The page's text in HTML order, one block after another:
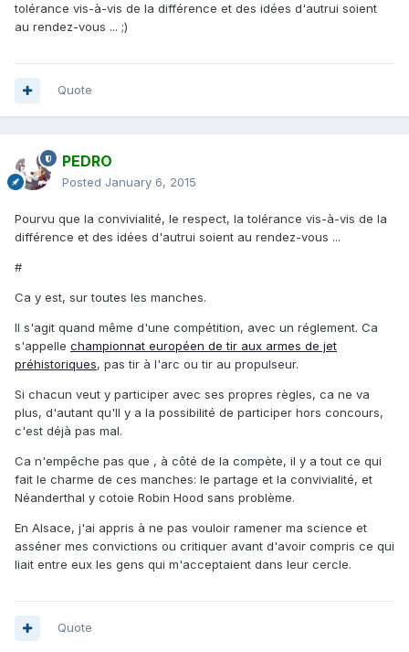
tolérance vis-à-vis de la différence et des idées d'autrui soient
au rendez-vous ... ;)
Quote
PEDRO
Posted January 6, 2015
Pourvu que la convivialité, le respect, la tolérance vis-à-vis de la
différence et des idées d'autrui soient au rendez-vous ...
#
Ca y est, sur toutes les manches.
Il s'agit quand même d'une compétition, avec un réglement. Ca
s'appelle championnat européen de tir aux armes de jet
préhistoriques, pas tir à l'arc ou tir au propulseur.
Si chacun veut y participer avec ses propres règles, ca ne va
plus, d'autant qu'Il y a la possibilité de participer hors concours,
c'est déjà pas mal.
Ca n'empêche pas que , à côté de la compète, il y a tout ce qui
fait le charme de ces manches: le partage et la convivialité, et
Néanderthal y cotoie Robin Hood sans problème.
En Alsace, j'ai appris à ne pas vouloir ramener ma science et
asséner mes convictions ou critiquer avant d'avoir compris ce qui
liait entre eux les gens qui m'acceptaient dans leur cercle.
Quote